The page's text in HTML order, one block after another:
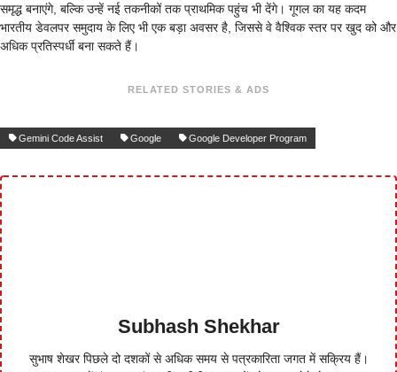
समृद्ध बनाएंगे, बल्कि उन्हें नई तकनीकों तक प्राथमिक पहुंच भी देंगे। गूगल का यह कदम
भारतीय डेवलपर समुदाय के लिए भी एक बड़ा अवसर है, जिससे वे वैश्विक स्तर पर खुद को और
अधिक प्रतिस्पर्धी बना सकते हैं।
RELATED STORIES & ADS
Gemini Code Assist Google Google Developer Program
Subhash Shekhar
सुभाष शेखर पिछले दो दशकों से अधिक समय से पत्रकारिता जगत में सक्रिय हैं।